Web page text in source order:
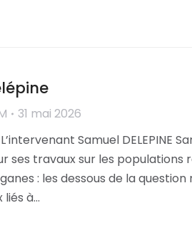
31 mai 2026
Samuel DELEPINE
travaux sur les populations
: les dessous de la
à…